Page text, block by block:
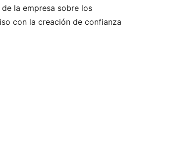
la empresa sobre los
con la creación de confianza